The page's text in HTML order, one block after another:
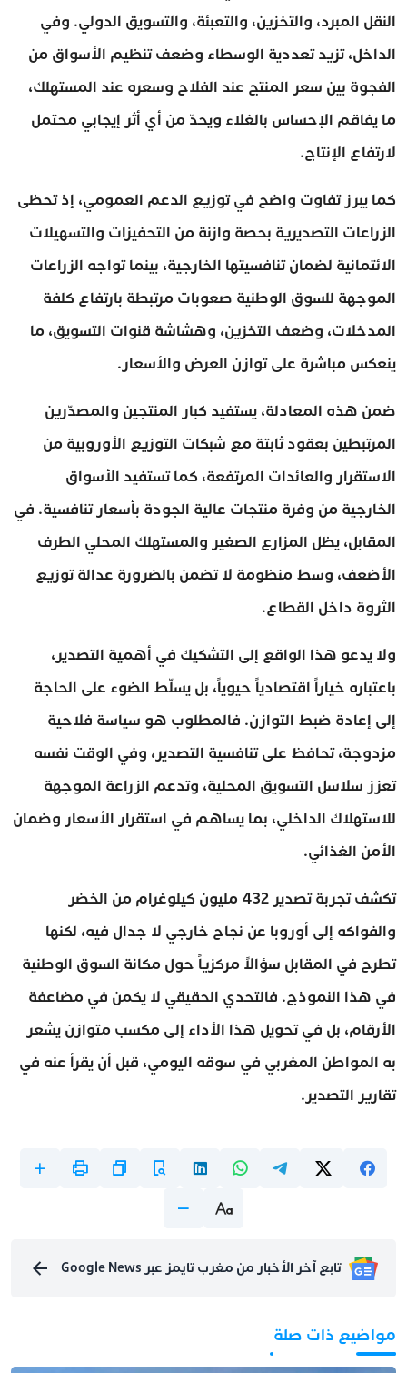
النقل المبرد، والتخزين، والتعبئة، والتسويق الدولي. وفي
الداخل، تزيد تعددية الوسطاء وضعف تنظيم الأسواق من
الفجوة بين سعر المنتج عند الفلاح وسعره عند المستهلك،
ما يفاقم الإحساس بالغلاء ويحدّ من أي أثر إيجابي محتمل
لارتفاع الإنتاج.
كما يبرز تفاوت واضح في توزيع الدعم العمومي، إذ تحظى
الزراعات التصديرية بحصة وازنة من التحفيزات والتسهيلات
الائتمانية لضمان تنافسيتها الخارجية، بينما تواجه الزراعات
الموجهة للسوق الوطنية صعوبات مرتبطة بارتفاع كلفة
المدخلات، وضعف التخزين، وهشاشة قنوات التسويق، ما
ينعكس مباشرة على توازن العرض والأسعار.
ضمن هذه المعادلة، يستفيد كبار المنتجين والمصدّرين
المرتبطين بعقود ثابتة مع شبكات التوزيع الأوروبية من
الاستقرار والعائدات المرتفعة، كما تستفيد الأسواق
الخارجية من وفرة منتجات عالية الجودة بأسعار تنافسية. في
المقابل، يظل المزارع الصغير والمستهلك المحلي الطرف
الأضعف، وسط منظومة لا تضمن بالضرورة عدالة توزيع
الثروة داخل القطاع.
ولا يدعو هذا الواقع إلى التشكيك في أهمية التصدير،
باعتباره خياراً اقتصادياً حيوياً، بل يسلّط الضوء على الحاجة
إلى إعادة ضبط التوازن. فالمطلوب هو سياسة فلاحية
مزدوجة، تحافظ على تنافسية التصدير، وفي الوقت نفسه
تعزز سلاسل التسويق المحلية، وتدعم الزراعة الموجهة
للاستهلاك الداخلي، بما يساهم في استقرار الأسعار وضمان
الأمن الغذائي.
تكشف تجربة تصدير 432 مليون كيلوغرام من الخضر
والفواكه إلى أوروبا عن نجاح خارجي لا جدال فيه، لكنها
تطرح في المقابل سؤالاً مركزياً حول مكانة السوق الوطنية
في هذا النموذج. فالتحدي الحقيقي لا يكمن في مضاعفة
الأرقام، بل في تحويل هذا الأداء إلى مكسب متوازن يشعر
به المواطن المغربي في سوقه اليومي، قبل أن يقرأ عنه في
تقارير التصدير.
تابع آخر الأخبار من مغرب تايمز عبر Google News
مواضيع ذات صلة